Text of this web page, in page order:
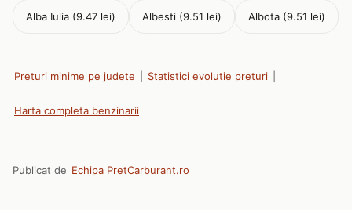
Alba Iulia (9.47 lei) Albesti (9.51 lei) Albota (9.51 lei)
Preturi minime pe judete Statistici evolutie preturi
Harta completa benzinarii
Publicat de Echipa PretCarburant.ro